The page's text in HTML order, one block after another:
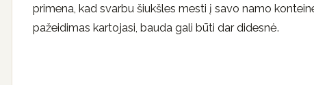
primena, kad svarbu šiukšles mesti į savo namo
pažeidimas kartojasi, bauda gali būti dar didesnė.